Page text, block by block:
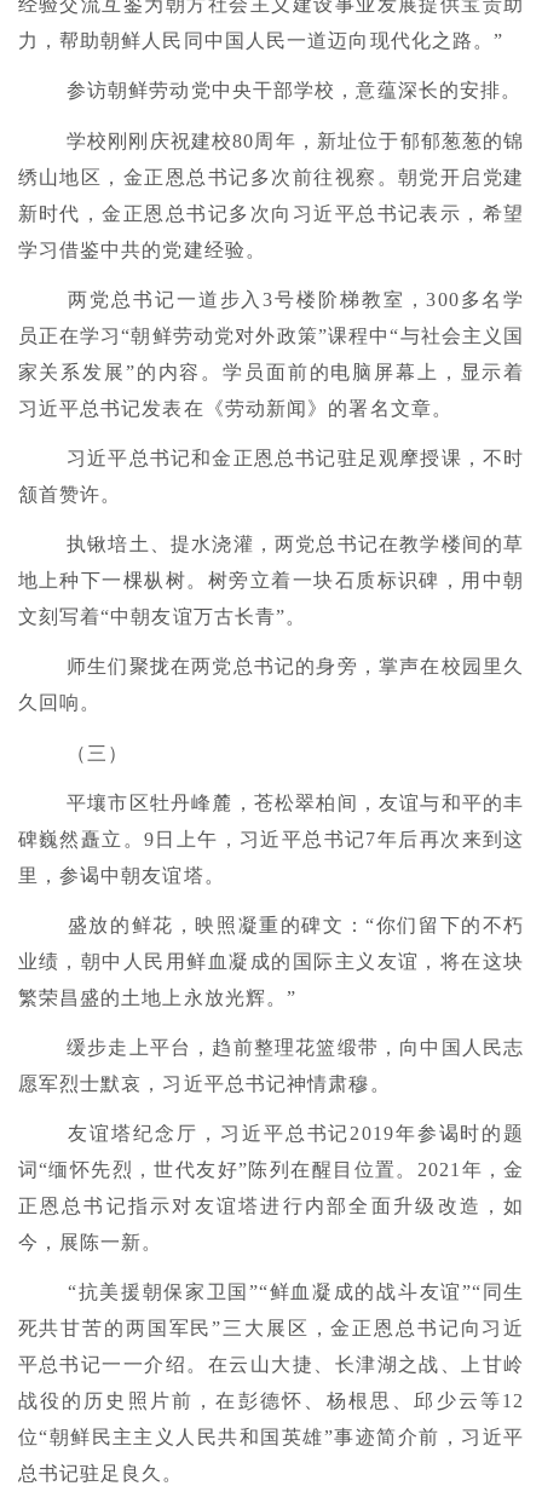
经验交流互鉴为朝方社会主义建设事业发展提供宝贵助
力，帮助朝鲜人民同中国人民一道迈向现代化之路。”
参访朝鲜劳动党中央干部学校，意蕴深长的安排。
学校刚刚庆祝建校80周年，新址位于郁郁葱葱的锦
绣山地区，金正恩总书记多次前往视察。朝党开启党建
新时代，金正恩总书记多次向习近平总书记表示，希望
学习借鉴中共的党建经验。
两党总书记一道步入3号楼阶梯教室，300多名学
员正在学习“朝鲜劳动党对外政策”课程中“与社会主义国
家关系发展”的内容。学员面前的电脑屏幕上，显示着
习近平总书记发表在《劳动新闻》的署名文章。
习近平总书记和金正恩总书记驻足观摩授课，不时
颔首赞许。
执锹培土、提水浇灌，两党总书记在教学楼间的草
地上种下一棵枞树。树旁立着一块石质标识碑，用中朝
文刻写着“中朝友谊万古长青”。
师生们聚拢在两党总书记的身旁，掌声在校园里久
久回响。
（三）
平壤市区牡丹峰麓，苍松翠柏间，友谊与和平的丰
碑巍然矗立。9日上午，习近平总书记7年后再次来到这
里，参谒中朝友谊塔。
盛放的鲜花，映照凝重的碑文：“你们留下的不朽
业绩，朝中人民用鲜血凝成的国际主义友谊，将在这块
繁荣昌盛的土地上永放光辉。”
缓步走上平台，趋前整理花篮缎带，向中国人民志
愿军烈士默哀，习近平总书记神情肃穆。
友谊塔纪念厅，习近平总书记2019年参谒时的题
词“缅怀先烈，世代友好”陈列在醒目位置。2021年，金
正恩总书记指示对友谊塔进行内部全面升级改造，如
今，展陈一新。
“抗美援朝保家卫国”“鲜血凝成的战斗友谊”“同生
死共甘苦的两国军民”三大展区，金正恩总书记向习近
平总书记一一介绍。在云山大捷、长津湖之战、上甘岭
战役的历史照片前，在彭德怀、杨根思、邱少云等12
位“朝鲜民主主义人民共和国英雄”事迹简介前，习近平
总书记驻足良久。